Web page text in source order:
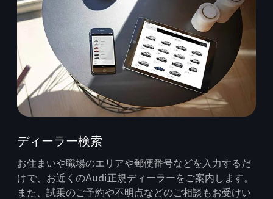
ディーラー検索
お住まいや職場のエリアや郵便番号などを入力するだ
けで、お近くのAudi正規ディーラーをご案内します。
また、試乗のご予約や不明点などのご相談もお受けい